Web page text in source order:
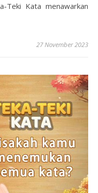
Kata menawarkan
27 November 2023